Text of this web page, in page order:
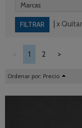
Marcas
x
1 2 >
Ordenar por: Precio